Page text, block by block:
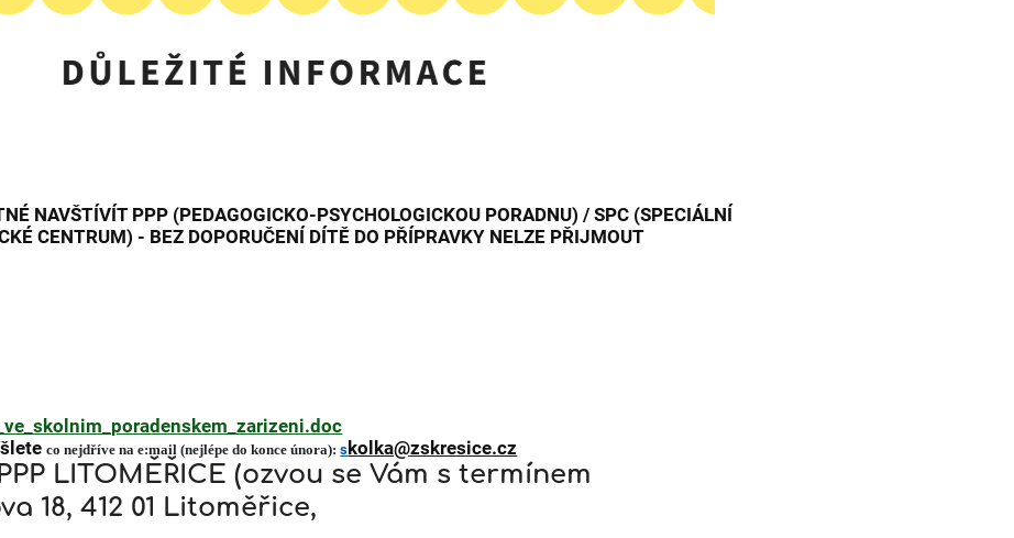
NAVŠTÍVÍT PPP (PEDAGOGICKO-PSYCHOLOGICKOU PORADNU) / SPC (SPECIÁLNÍ
CENTRUM) - BEZ DOPORUČENÍ DÍTĚ DO PŘÍPRAVKY NELZE PŘIJMOUT
co nejdříve na e:mail (nejlépe do konce února):s kolka@zskresice.cz
LITOMĚŘICE (ozvou se Vám s termínem
18, 412 01 Litoměřice,